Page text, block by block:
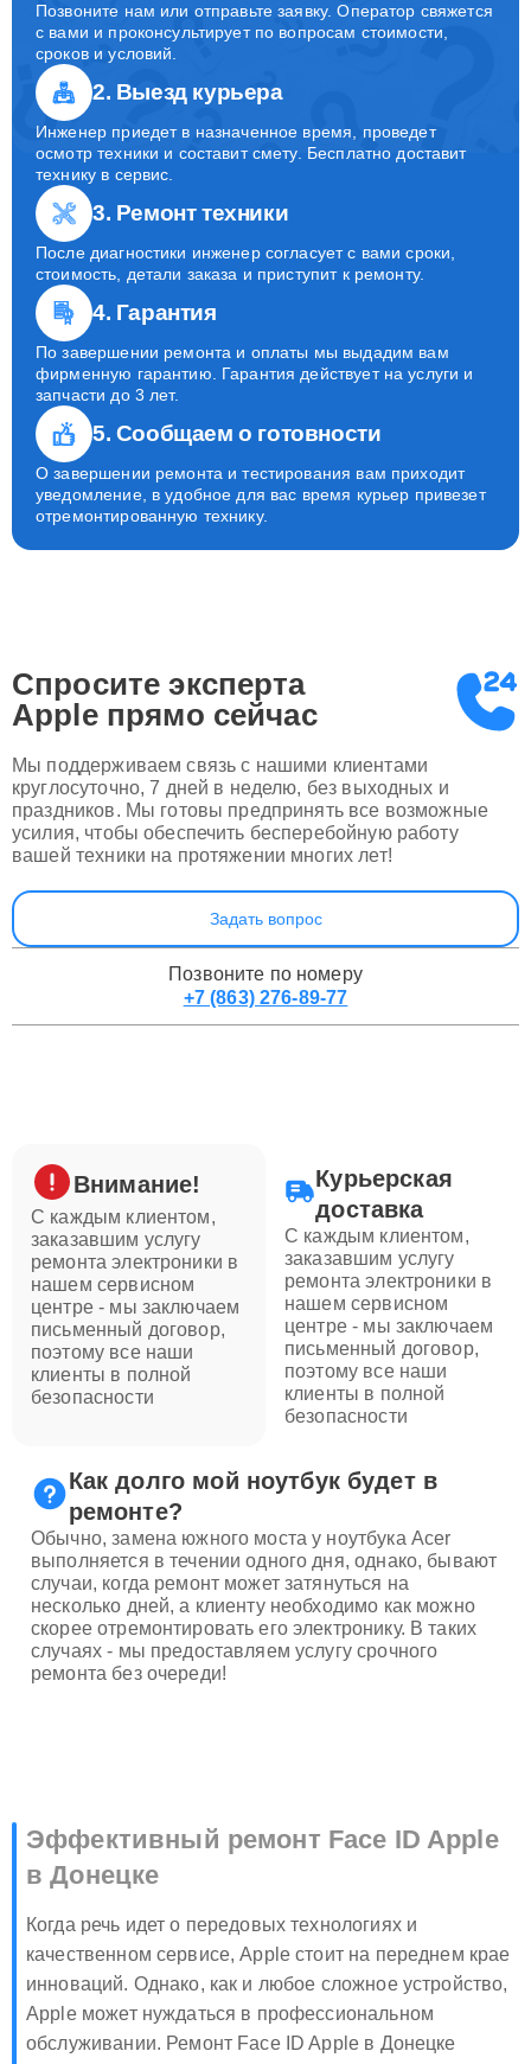
Позвоните нам или отправьте заявку. Оператор свяжется
с вами и проконсультирует по вопросам стоимости,
сроков и условий.
2. Выезд курьера
Инженер приедет в назначенное время, проведет
осмотр техники и составит смету. Бесплатно доставит
технику в сервис.
3. Ремонт техники
После диагностики инженер согласует с вами сроки,
стоимость, детали заказа и приступит к ремонту.
4. Гарантия
По завершении ремонта и оплаты мы выдадим вам
фирменную гарантию. Гарантия действует на услуги и
запчасти до 3 лет.
5. Сообщаем о готовности
О завершении ремонта и тестирования вам приходит
уведомление, в удобное для вас время курьер привезет
отремонтированную технику.
Спросите эксперта
Apple прямо сейчас
Мы поддерживаем связь с нашими клиентами
круглосуточно, 7 дней в неделю, без выходных и
праздников. Мы готовы предпринять все возможные
усилия, чтобы обеспечить бесперебойную работу
вашей техники на протяжении многих лет!
Задать вопрос
Позвоните по номеру
+7 (863) 276-89-77
Внимание!
С каждым клиентом,
заказавшим услугу
ремонта электроники в
нашем сервисном
центре - мы заключаем
письменный договор,
поэтому все наши
клиенты в полной
безопасности
Курьерская
доставка
С каждым клиентом,
заказавшим услугу
ремонта электроники в
нашем сервисном
центре - мы заключаем
письменный договор,
поэтому все наши
клиенты в полной
безопасности
Как долго мой ноутбук будет в
ремонте?
Обычно, замена южного моста у ноутбука Acer
выполняется в течении одного дня, однако, бывают
случаи, когда ремонт может затянуться на
несколько дней, а клиенту необходимо как можно
скорее отремонтировать его электронику. В таких
случаях - мы предоставляем услугу срочного
ремонта без очереди!
Эффективный ремонт Face ID Apple
в Донецке
Когда речь идет о передовых технологиях и
качественном сервисе, Apple стоит на переднем крае
инноваций. Однако, как и любое сложное устройство,
Apple может нуждаться в профессиональном
обслуживании. Ремонт Face ID Apple в Донецке